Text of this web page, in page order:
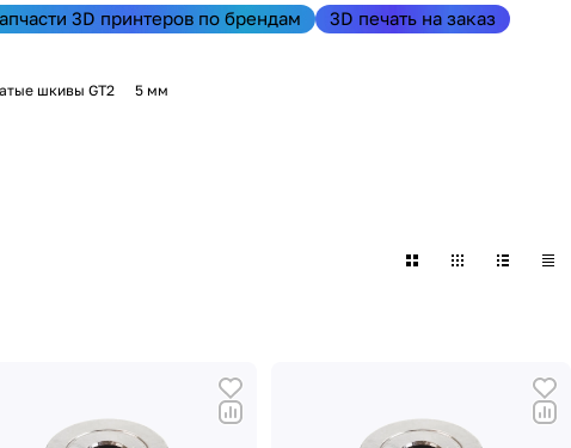
3D принтеров по брендам 3D печать на заказ
шкивы GT2 5 мм